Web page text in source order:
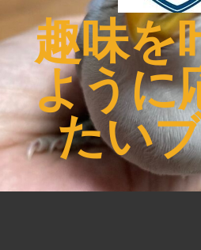
プ
趣味を
ように
たい